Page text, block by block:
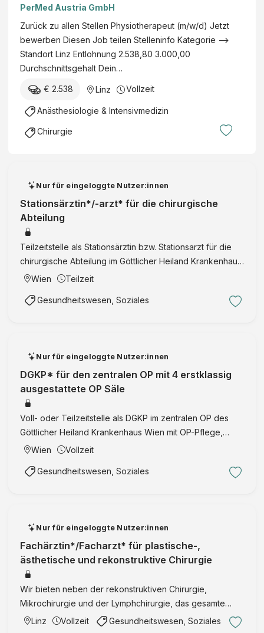
PerMed Austria GmbH
Zurück zu allen Stellen Physiotherapeut (m/w/d) Jetzt
bewerben Diesen Job teilen Stelleninfo Kategorie -->
Standort Linz Entlohnung 2.538,80 3.000,00
Durchschnittsgehalt Dein…
€ 2.538 Linz Vollzeit
Anästhesiologie & Intensivmedizin
Chirurgie
Nur für eingeloggte Nutzer:innen
Stationsärztin*/-arzt* für die chirurgische
Abteilung
Teilzeitstelle als Stationsärztin bzw. Stationsarzt für die
chirurgische Abteilung im Göttlicher Heiland Krankenhaus
Wien mit Fokus auf Stationsführung, Allgemeinmedizin,
Wien Teilzeit
Gesundheitswesen, Soziales
Nur für eingeloggte Nutzer:innen
DGKP* für den zentralen OP mit 4 erstklassig
ausgestattete OP Säle
Voll- oder Teilzeitstelle als DGKP im zentralen OP des
Göttlicher Heiland Krankenhaus Wien mit OP-Pflege,
Tagesablaufkoordination, Zusammenarbeit mit
Wien Vollzeit
Gesundheitswesen, Soziales
Nur für eingeloggte Nutzer:innen
Fachärztin*/Facharzt* für plastische-,
ästhetische und rekonstruktive Chirurgie
Wir bieten neben der rekonstruktiven Chirurgie,
Mikrochirurgie und der Lymphchirurgie, das gesamte
Spektrum der ästhetischen Chirurgie an. breitgefächertes
Linz Vollzeit Gesundheitswesen, Soziales